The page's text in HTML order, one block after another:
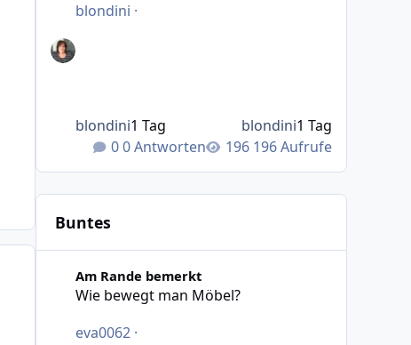
blondini ·
0 Antworten 196 Aufrufe
blondini1 Tag blondini1 Tag
Buntes
Am Rande bemerkt
Wie bewegt man Möbel?
eva0062 ·